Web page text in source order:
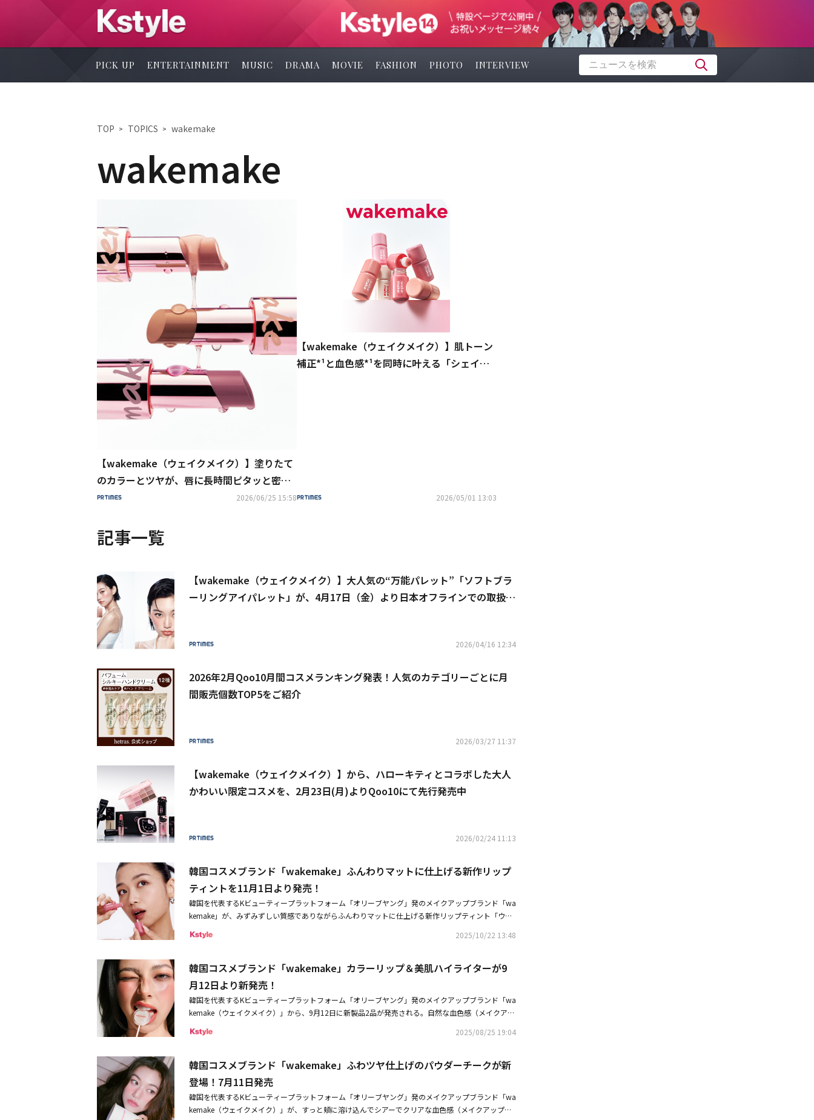
PICK UP ENTERTAINMENT MUSIC DRAMA MOVIE FASHION PHOTO INTERVIEW
TOP TOPICS wakemake
wakemake
【wakemake（ウェイクメイク）】塗りたて
のカラーとツヤが、唇に長時間ピタッと密着
する「ラスティンググロウスティック」を7月
2026/06/25 15:58
【wakemake（ウェイクメイク）】肌トーン
補正*¹と血色感*¹を同時に叶える「シェイキ
2026/05/01 13:03
記事一覧
【wakemake（ウェイクメイク）】大人気の“万能パレット”「ソフトブラ
ーリングアイパレット」が、4月17日（金）より日本オフラインでの取扱い
2026/04/16 12:34
2026年2月Qoo10月間コスメランキング発表！人気のカテゴリーごとに月
間販売個数TOP5をご紹介
2026/03/27 11:37
【wakemake（ウェイクメイク）】から、ハローキティとコラボした大人
かわいい限定コスメを、2月23日(月)よりQoo10にて先行発売中
2026/02/24 11:13
韓国コスメブランド「wakemake」ふんわりマットに仕上げる新作リップ
ティントを11月1日より発売！
韓国を代表するKビューティープラットフォーム「オリーブヤング」発のメイクアップブランド「wa
kemake」が、みずみずしい質感でありながらふんわりマットに仕上げる新作リップティント「ウォ
い質感でありながら、乾くとふんわりマットに仕上がるモイストブラーリングティント。トレンドを
果による）。保水力のあるパンテノール（保湿成分）が乾燥による唇の縦ジワを防いで、長時間塗り
たての美しさを保つ。デイリーに使いやすい6色展開で、毎日のおしゃれがぐっと華やぐ立体感のあ
るリップメイクを叶える。■商品情報「ウォーターブラーリングレイヤーティント」価格：1,650円
（税込）発売日：2025年11月1日発売カラー展開：全6色容量：4.6g■関連サイト「wakemake」公
式サイト
2025/10/22 13:48
韓国コスメブランド「wakemake」カラーリップ＆美肌ハイライターが9
月12日より新発売！
韓国を代表するKビューティープラットフォーム「オリーブヤング」発のメイクアップブランド「wa
kemake（ウェイクメイク）」から、9月12日に新製品2品が発売される。自然な血色感（メイクアッ
ク」と、パステルカラーのシアーパールでさりげないツヤめきをオンするハイライター「シアーブリ
ムスティック」は、塗るたびに、アガる。ときめきが走り出す。メイクの楽しさを加速する「#止ま
らぬリップ」。肌なじみのいい発色と自然なツヤで今っぽい唇に仕上がる、10色展開。うるおいを
チャージして、ほんのり血色感をじゅわりと与える。どんな時でも使いやすい軽やかな塗り心地で、
なりたい私を叶える仕上がりに。「シアーブリーズハイライター」は、光をやさしく拡散してくすみ
をカバー（メイクアップ効果による）し、透明感（メイクアップ効果による）あふれる美肌に見せる
2025/08/25 19:04
韓国コスメブランド「wakemake」ふわツヤ仕上げのパウダーチークが新
登場！7月11日発売
韓国を代表するKビューティープラットフォーム「オリーブヤング」発のメイクアップブランド「wa
kemake（ウェイクメイク）」が、すっと頬に溶け込んでシアーでクリアな血色感（メイクアップ効